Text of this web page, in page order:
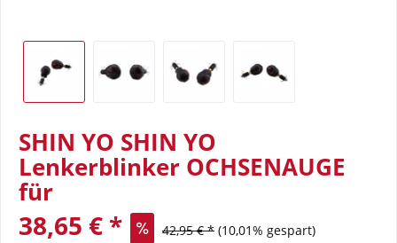
SHIN YO SHIN YO
Lenkerblinker OCHSENAUGE
für
38,65 € * 42,95 € * (10,01% gespart)